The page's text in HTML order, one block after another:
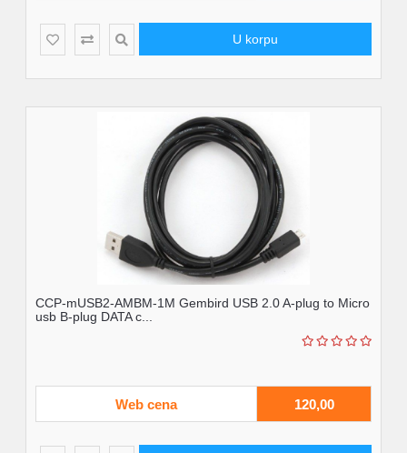
U korpu
CCP-mUSB2-AMBM-1M Gembird USB 2.0 A-plug to Micro
usb B-plug DATA c...
Web cena 120,00